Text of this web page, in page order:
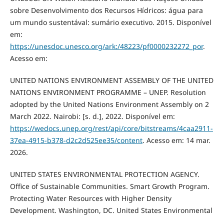
sobre Desenvolvimento dos Recursos Hídricos: água para
um mundo sustentával: sumário executivo. 2015. Disponível
em:
https://unesdoc.unesco.org/ark:/48223/pf0000232272_por.
Acesso em:
UNITED NATIONS ENVIRONMENT ASSEMBLY OF THE UNITED
NATIONS ENVIRONMENT PROGRAMME – UNEP. Resolution
adopted by the United Nations Environment Assembly on 2
March 2022. Nairobi: [s. d.], 2022. Disponível em:
https://wedocs.unep.org/rest/api/core/bitstreams/4caa2911-
37ea-4915-b378-d2c2d525ee35/content. Acesso em: 14 mar.
2026.
UNITED STATES ENVIRONMENTAL PROTECTION AGENCY.
Office of Sustainable Communities. Smart Growth Program.
Protecting Water Resources with Higher Density
Development. Washington, DC. United States Environmental